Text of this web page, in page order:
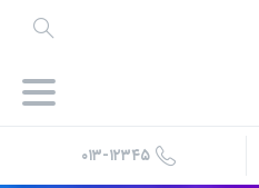
۰۱۳-۱۲۳۴۵